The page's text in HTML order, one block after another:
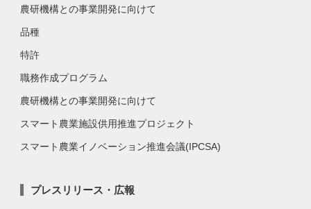
農研機構との事業開発に向けて
品種
特許
職務作成プログラム
農研機構との事業開発に向けて
スマート農業施設供用推進プロジェクト
スマート農業イノベーション推進会議(IPCSA)
プレスリリース・広報